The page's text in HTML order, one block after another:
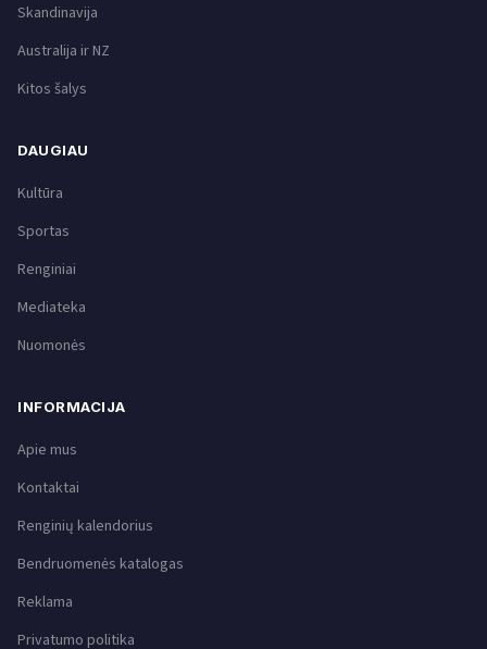
Skandinavija
Australija ir NZ
Kitos šalys
DAUGIAU
Kultūra
Sportas
Renginiai
Mediateka
Nuomonės
INFORMACIJA
Apie mus
Kontaktai
Renginių kalendorius
Bendruomenės katalogas
Reklama
Privatumo politika